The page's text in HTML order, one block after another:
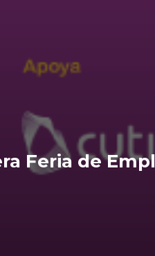
Feria de